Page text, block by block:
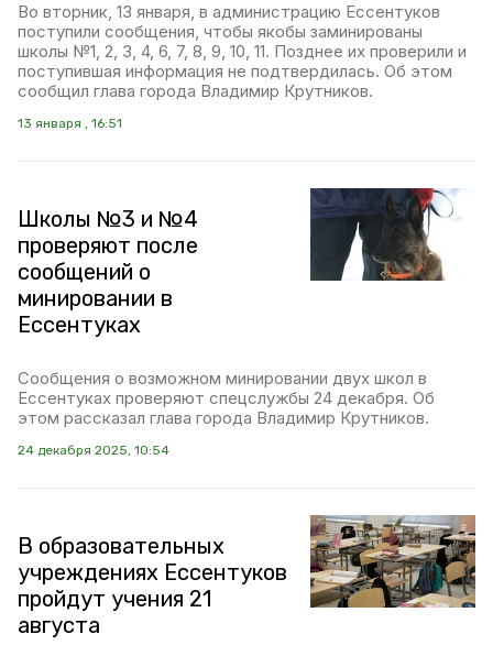
Во вторник, 13 января, в администрацию Ессентуков
поступили сообщения, чтобы якобы заминированы
школы №1, 2, 3, 4, 6, 7, 8, 9, 10, 11. Позднее их проверили и
поступившая информация не подтвердилась. Об этом
сообщил глава города Владимир Крутников.
13 января , 16:51
Школы №3 и №4
проверяют после
сообщений о
минировании в
Ессентуках
Сообщения о возможном минировании двух школ в
Ессентуках проверяют спецслужбы 24 декабря. Об
этом рассказал глава города Владимир Крутников.
24 декабря 2025, 10:54
В образовательных
учреждениях Ессентуков
пройдут учения 21
августа